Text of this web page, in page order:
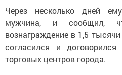
Через несколько дней
мужчина, и сообщил,
вознаграждение в 1,5
согласился и
торговых центров города.